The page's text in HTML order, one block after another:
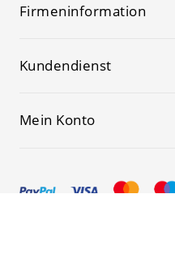
Firmeninformation
Kundendienst
Mein Konto